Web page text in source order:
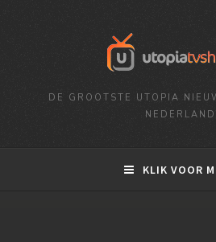
DE GROOTSTE UTOPIA
NEDERLAND
KLIK VOOR